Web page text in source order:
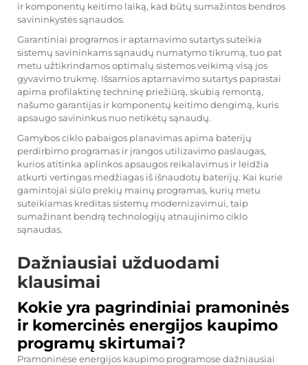
ir komponentų keitimo laiką, kad būtų sumažintos bendros
savininkystės sąnaudos.
Garantiniai programos ir aptarnavimo sutartys suteikia
sistemų savininkams sąnaudų numatymo tikrumą, tuo pat
metu užtikrindamos optimalų sistemos veikimą visą jos
gyvavimo trukmę. Išsamios aptarnavimo sutartys paprastai
apima profilaktinę techninę priežiūrą, skubią remontą,
našumo garantijas ir komponentų keitimo dengimą, kuris
apsaugo savininkus nuo netikėtų sąnaudų.
Gamybos ciklo pabaigos planavimas apima baterijų
perdirbimo programas ir įrangos utilizavimo paslaugas,
kurios atitinka aplinkos apsaugos reikalavimus ir leidžia
atkurti vertingas medžiagas iš išnaudotų baterijų. Kai kurie
gamintojai siūlo prekių mainų programas, kurių metu
suteikiamas kreditas sistemų modernizavimui, taip
sumažinant bendrą technologijų atnaujinimo ciklo
sąnaudas.
Dažniausiai užduodami
klausimai
Kokie yra pagrindiniai pramoninės
ir komercinės energijos kaupimo
programų skirtumai?
Pramoninėse energijos kaupimo programose dažniausiai